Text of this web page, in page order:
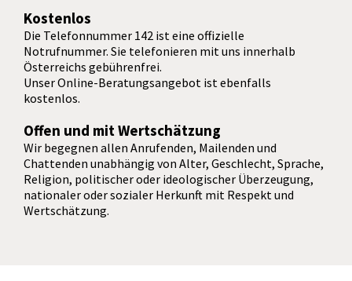
Kostenlos
Die Telefonnummer 142 ist eine offizielle
Notrufnummer. Sie telefonieren mit uns innerhalb
Österreichs gebührenfrei.
Unser Online-Beratungsangebot ist ebenfalls
kostenlos.
Offen und mit Wertschätzung
Wir begegnen allen Anrufenden, Mailenden und
Chattenden unabhängig von Alter, Geschlecht, Sprache,
Religion, politischer oder ideologischer Überzeugung,
nationaler oder sozialer Herkunft mit Respekt und
Wertschätzung.